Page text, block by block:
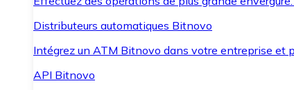
Distributeurs automatiques Bitnovo
Intégrez un ATM Bitnovo dans votre entreprise et
API Bitnovo